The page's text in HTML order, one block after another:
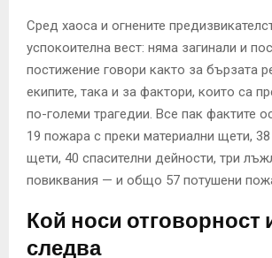
Сред хаоса и огнените
успокоителна вест: няма загинали и
постижение говори както за бързата
екипите, така и за фактори, които са
по-големи трагедии. Все пак фактите
19 пожара с преки материални щети,
щети, 40 спасителни дейности, три
повиквания — и общо 57 потушени
Кой носи отговорност
следва